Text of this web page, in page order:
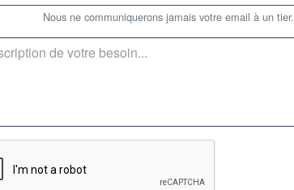
Nous ne communiquerons jamais votre email à un tier.